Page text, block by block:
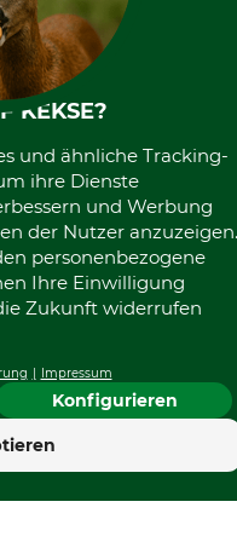
KEKSE?
und ähnliche Tracking-
ihre Dienste
und Werbung
der Nutzer anzuzeigen.
personenbezogene
Ihre Einwilligung
Zukunft widerrufen
Impressum
Konfigurieren